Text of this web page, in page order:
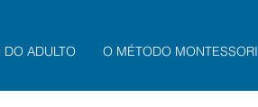
DO ADULTO O MÉTODO MONTESSORI